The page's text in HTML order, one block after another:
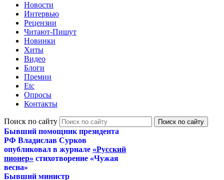
Новости
Интервью
Рецензии
Читают-Пишут
Новинки
Хиты
Видео
Блоги
Премии
Etc
Опросы
Контакты
Поиск по сайту
Бывший помощник президента
РФ Владислав Сурков
опубликовал в журнале «Русский
пионер» стихотворение «Чужая
весна»
Бывший министр